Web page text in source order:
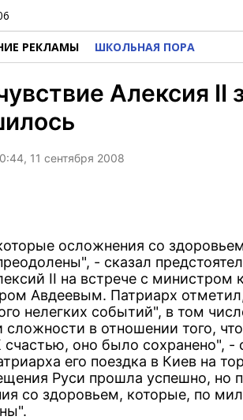
РЕКЛАМЫ ШКОЛЬНАЯ ПОРА
Алексия II
11 сентября 2008
осложнения со
- сказал
II на встрече с министром
Авдеевым. Патриарх
нелегких событий", в том
сложности в отношении того,
оно было сохранено", -
его поездка в Киев на
Руси прошла успешно, но
со здоровьем, которые, по